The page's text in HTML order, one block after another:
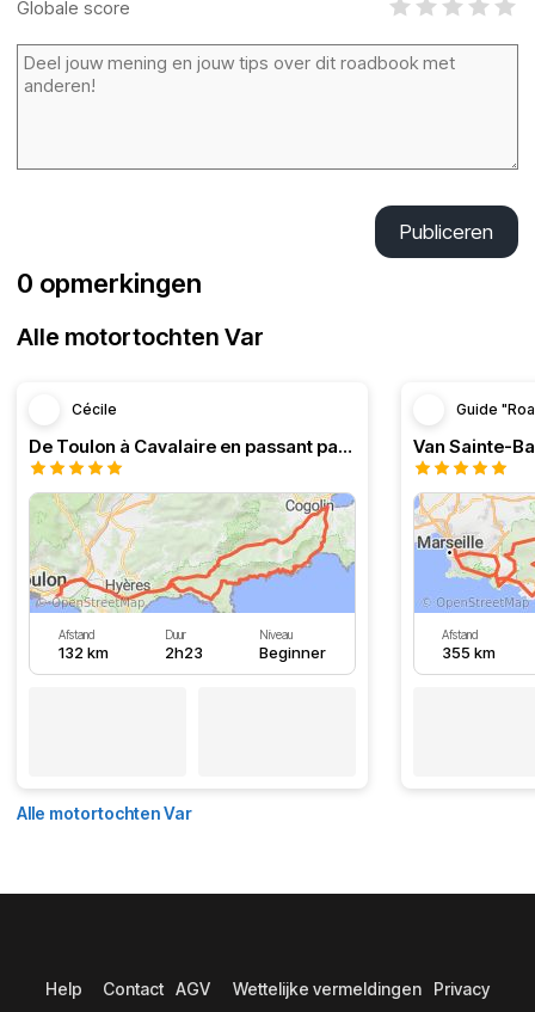
Globale score
Publiceren
0 opmerkingen
Alle motortochten Var
Cécile
De Toulon à Cavalaire en passant par la côte
Afstand
132 km
Duur
2h23
Niveau
Beginner
Guide
Van Sainte-
Afstand
355 km
Alle motortochten Var
Help Contact AGV Wettelijke vermeldingen Privacy